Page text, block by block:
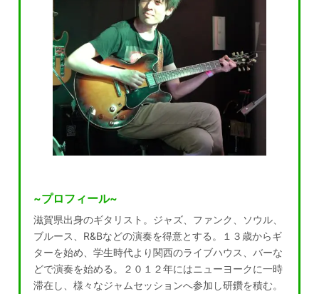
~プロフィール~
滋賀県出身のギタリスト。ジャズ、ファンク、ソウル、
ブルース、R&Bなどの演奏を得意とする。１３歳からギ
ターを始め、学生時代より関西のライブハウス、バーな
どで演奏を始める。２０１２年にはニューヨークに一時
滞在し、様々なジャムセッションへ参加し研鑽を積む。